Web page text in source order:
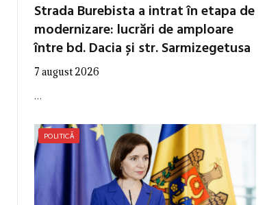
Strada Burebista a intrat în etapa de
modernizare: lucrări de amploare
între bd. Dacia și str. Sarmizegetusa
7 august 2026
…
POLITICĂ